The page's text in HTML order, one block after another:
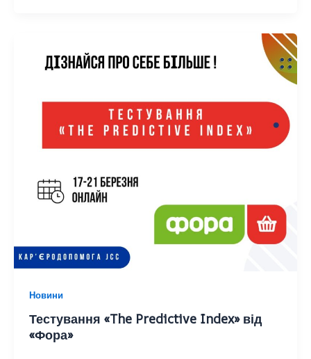
Новини
Тестування «The Predictive Index» від
«Фора»